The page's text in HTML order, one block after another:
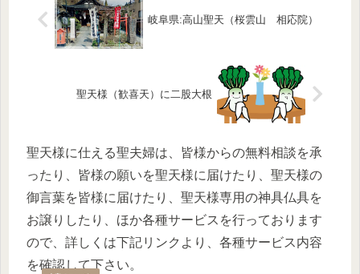
岐阜県:高山聖天（桜雲山 相応院）
聖天様（歓喜天）に二股大根
聖天様に仕える聖夫婦は、皆様からの無料相談を承
ったり、皆様の願いを聖天様に届けたり、聖天様の
御言葉を皆様に届けたり、聖天様専用の神具仏具を
お譲りしたり、ほか各種サービスを行っております
ので、詳しくは下記リンクより、各種サービス内容
を確認して下さい。